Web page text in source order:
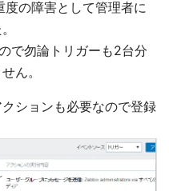
の障害として管理者に
で勿論トリガーも2台分
ん。
ションも必要なので登録